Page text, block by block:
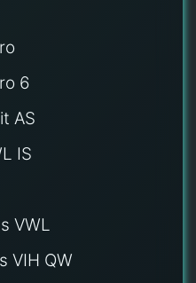
6
AS
IS
VWL
VIH QW